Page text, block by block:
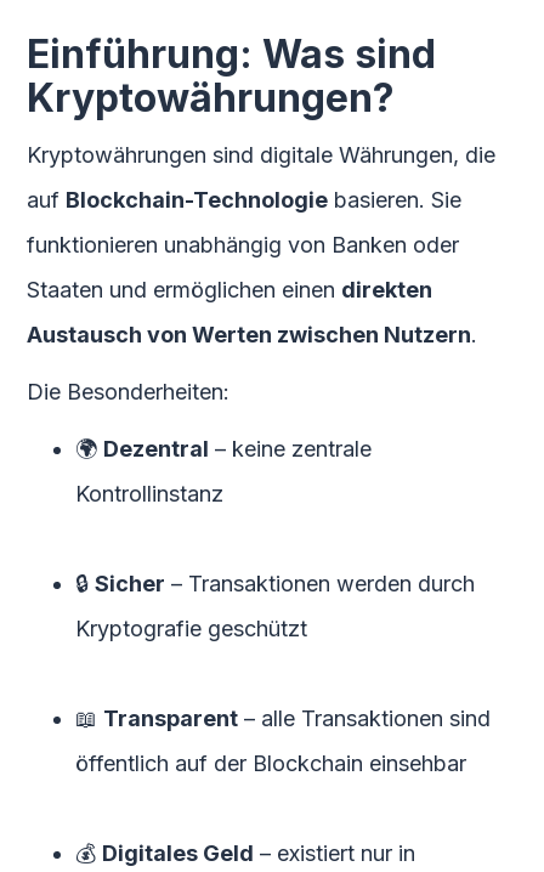
Einführung: Was sind
Kryptowährungen?
Kryptowährungen sind digitale Währungen, die
auf Blockchain-Technologie basieren. Sie
funktionieren unabhängig von Banken oder
Staaten und ermöglichen einen direkten
Austausch von Werten zwischen Nutzern.
Die Besonderheiten:
🌍 Dezentral – keine zentrale
Kontrollinstanz
🔒Sicher – Transaktionen werden durch
Kryptografie geschützt
📖 Transparent – alle Transaktionen sind
öffentlich auf der Blockchain einsehbar
💰 Digitales Geld – existiert nur in